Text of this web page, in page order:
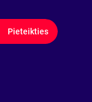
Pieteikties